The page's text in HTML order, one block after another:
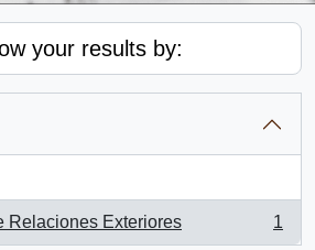
your results by:
Relaciones Exteriores 1